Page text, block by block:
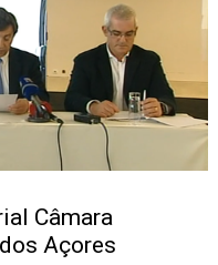
Câmara
Açores